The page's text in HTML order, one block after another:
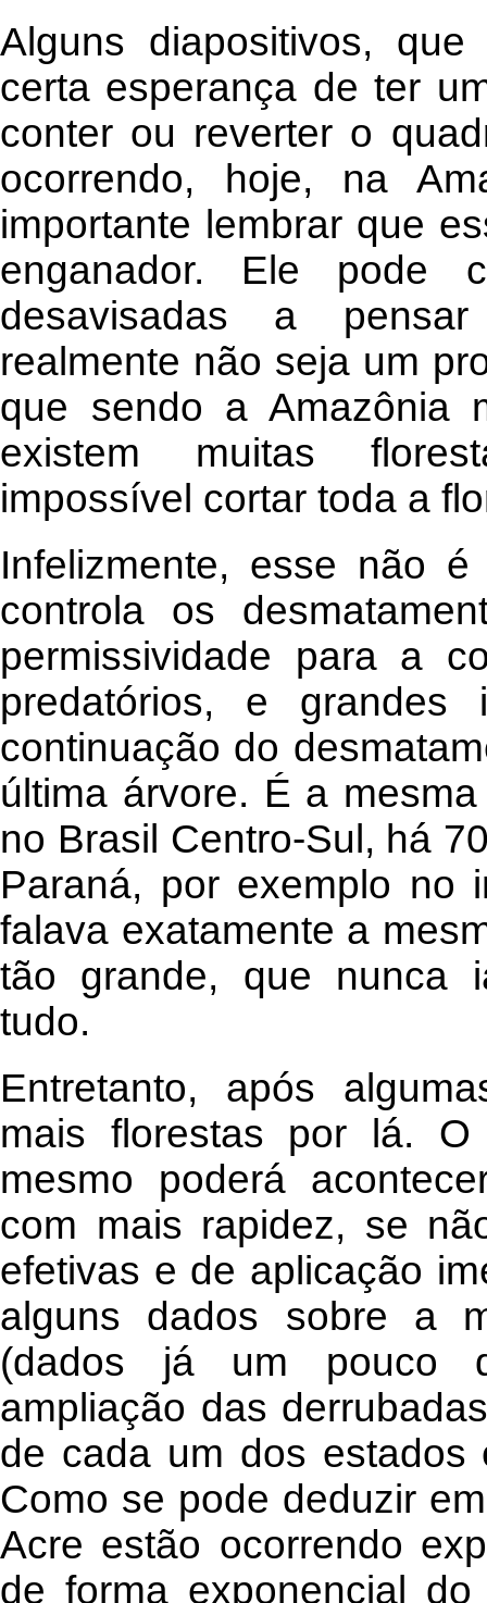
Alguns diapositivos,
certa esperança de ter
conter ou reverter o
ocorrendo, hoje, na
importante lembrar que
enganador. Ele pode
desavisadas a
realmente não seja um
que sendo a Amazônia
existem muitas
impossível cortar toda a
Infelizmente, esse não
controla os
permissividade para a
predatórios, e grandes
continuação do
última árvore. É a
no Brasil Centro-Sul, há
Paraná, por exemplo no
falava exatamente a
tão grande, que nunca
tudo.
Entretanto, após
mais florestas por lá.
mesmo poderá
com mais rapidez, se
efetivas e de aplicação
alguns dados sobre a
(dados já um pouco
ampliação das
de cada um dos estados
Como se pode deduzir
Acre estão ocorrendo
de forma exponencial